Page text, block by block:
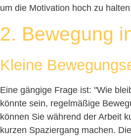
um die Motivation hoch zu
2. Bewegung
Kleine
Eine gängige Frage ist: "Wie
könnte sein, regelmäßige
können Sie während der Arbeit
kurzen Spaziergang machen.